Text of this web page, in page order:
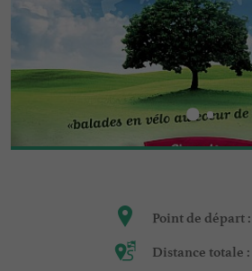
Point de départ :
Distance totale :